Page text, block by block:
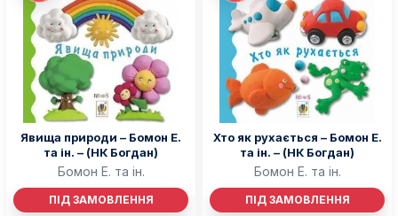
Явища природи – Бомон Е.
та ін. – (НК Богдан)
Бомон Е. та ін.
ПІД ЗАМОВЛЕННЯ
Хто як рухається – Бомон Е.
та ін. – (НК Богдан)
Бомон Е. та ін.
ПІД ЗАМОВЛЕННЯ